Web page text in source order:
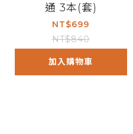
通 3本(套)
NT$699
NT$840
加入購物車